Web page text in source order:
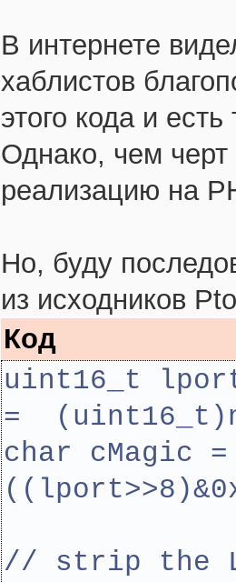
В интернете
хаблистов
этого кода и
Однако, чем
реализацию на
Но, буду
из исходников
Код
uint16_t
=
char cMagic
// strip the